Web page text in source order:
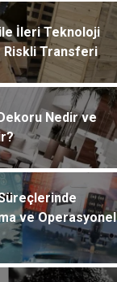
ile İleri Teknoloji
Riskli Transferi
Nedir ve
ve Operasyonel